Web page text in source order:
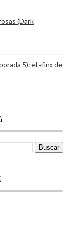
(Dark
5): el «fin» de